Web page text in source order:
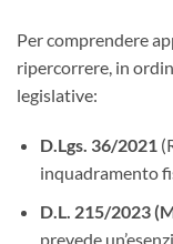
Per comprendere
ripercorrere, in
legislative:
D.Lgs. 36/2021
inquadramento
D.L. 215/2023
prevede